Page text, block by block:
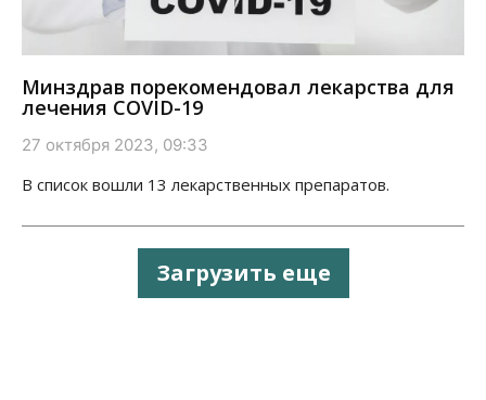
Минздрав порекомендовал лекарства для
лечения COVID-19
27 октября 2023, 09:33
В список вошли 13 лекарственных препаратов.
Загрузить еще